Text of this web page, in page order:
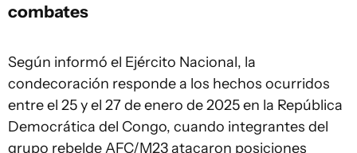
combates
Según informó el Ejército Nacional, la
condecoración responde a los hechos ocurridos
entre el 25 y el 27 de enero de 2025 en la República
Democrática del Congo, cuando integrantes del
grupo rebelde AFC/M23 atacaron posiciones